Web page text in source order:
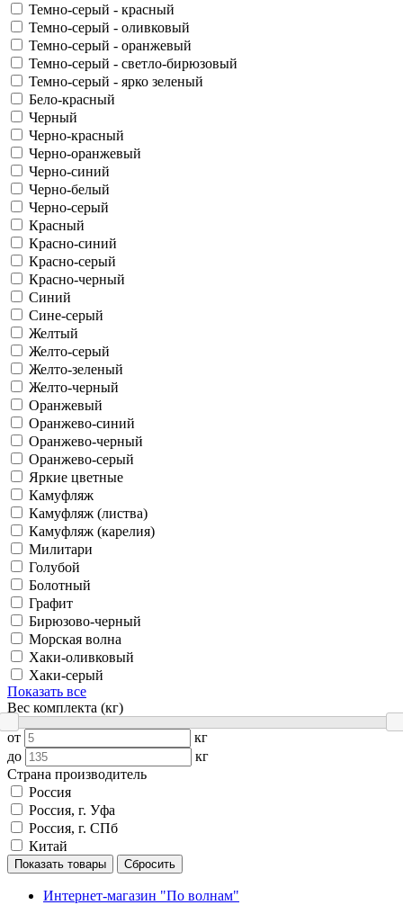
Темно-серый - красный
Темно-серый - оливковый
Темно-серый - оранжевый
Темно-серый - светло-бирюзовый
Темно-серый - ярко зеленый
Бело-красный
Черный
Черно-красный
Черно-оранжевый
Черно-синий
Черно-белый
Черно-серый
Красный
Красно-синий
Красно-серый
Красно-черный
Синий
Сине-серый
Желтый
Желто-серый
Желто-зеленый
Желто-черный
Оранжевый
Оранжево-синий
Оранжево-черный
Оранжево-серый
Яркие цветные
Камуфляж
Камуфляж (листва)
Камуфляж (карелия)
Милитари
Голубой
Болотный
Графит
Бирюзово-черный
Морская волна
Хаки-оливковый
Хаки-серый
Показать все
Вес комплекта (кг)
от
кг
до
кг
Страна производитель
Россия
Россия, г. Уфа
Россия, г. СПб
Китай
Показать товары Сбросить
Интернет-магазин "По волнам"